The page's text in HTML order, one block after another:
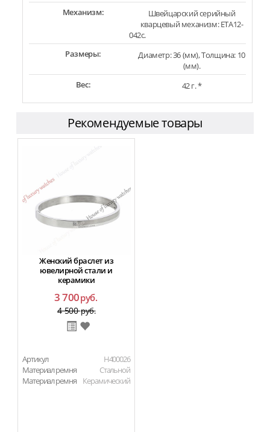
Механизм:
Швейцарский серийный
кварцевый механизм: ETA12-
042c.
Размеры:
Диаметр: 36 (мм), Толщина: 10
(мм).
Вес:
42 г. *
Рекомендуемые товары
Женский браслет из
ювелирной стали и
керамики
3 700руб.
4 500руб.
Артикул
H400026
Материал ремня
Стальной
Материал ремня
Керамический